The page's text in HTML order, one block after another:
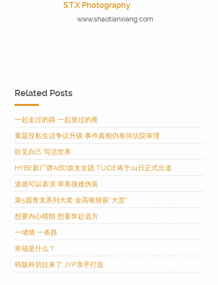
S.T.X Photography
www.shaotianxiang.com
Related Posts
一起走过的路 一起熬过的夜
黄晸玟私生活争议升级 事件真相仍有待法院审理
听见自己 写活世界
HYBE新厂牌ABD首支女团 TUIDE将于24日正式出道
道德可以表演 审美很难伪装
第5届青龙系列大奖 金高银斩获“大赏”
想要内心晴朗 想要奔赴远方
一堵墙 一条路
幸福是什么？
韩版科切拉来了 JYP亲手打造